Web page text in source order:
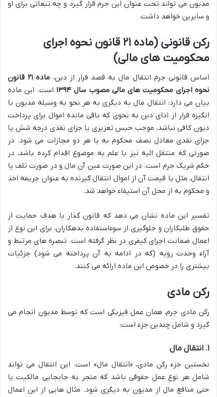
مدیون می تواند تحت عنوان این جرم قرار گیرد و چه تبعاتی برای او
و سایرین خواهد داشت.
رکن قانونی (ماده ۲۱ قانون نحوه اجرای
محکومیت های مالی)
اساس قانونی جرم انتقال مال به قصد فرار از دین،
ماده ۲۱ قانون
نحوه اجرای محکومیت های مالی مصوب سال ۱۳۹۴
است. این ماده
بیان می دارد: انتقال مال به دیگری به هر نحو به وسیله مدیون با
انگیزه فرار از ادای دین به نحوی که باقی مانده اموال برای پرداخت
دیون کافی نباشد، موجب حبس تعزیری یا جزای نقدی درجه شش یا
جزای نقدی معادل نصف محکوم به یا هر دو مجازات می شود. در
صورتی که منتقل الیه نیز با علم به موضوع اقدام کرده باشد، در
حکم شریک جرم است. در این صورت عین آن مال و در صورت تلف یا
انتقال، مثل یا قیمت آن از اموال انتقال گیرنده به عنوان جریمه اخذ
و محکوم به از محل آن استیفاء خواهد شد.
تفسیر این ماده نشان می دهد که قانون گذار با هدف حمایت از
حقوق طلبکاران و جلوگیری از سوءاستفاده بدهکاران، برای این نوع از
اعمال ضمانت اجرای کیفری در نظر گرفته است. تبصره های مرتبط و
آراء وحدت رویه (که در ادامه به آن پرداخته می شود) جزئیات
بیشتری را در خصوص این ماده ارائه می کنند.
رکن مادی
رکن مادی جرم، همان عمل فیزیکی است که توسط مدیون انجام می
گیرد و شامل چندین جزء است:
۱. انتقال مال
نخستین جزء رکن مادی، «انتقال مال» است. این انتقال می تواند
شامل هر نوع عمل حقوقی باشد که منجر به جابجایی مالکیت یا
حتی منافع مال از مدیون به دیگری شود. مثال هایی از این اعمال